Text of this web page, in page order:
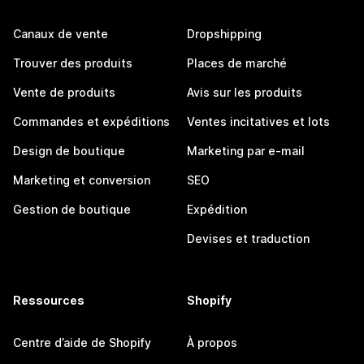
Canaux de vente
Trouver des produits
Vente de produits
Commandes et expéditions
Design de boutique
Marketing et conversion
Gestion de boutique
Dropshipping
Places de marché
Avis sur les produits
Ventes incitatives et lots
Marketing par e-mail
SEO
Expédition
Devises et traduction
Ressources
Centre d’aide de Shopify
Shopify
À propos